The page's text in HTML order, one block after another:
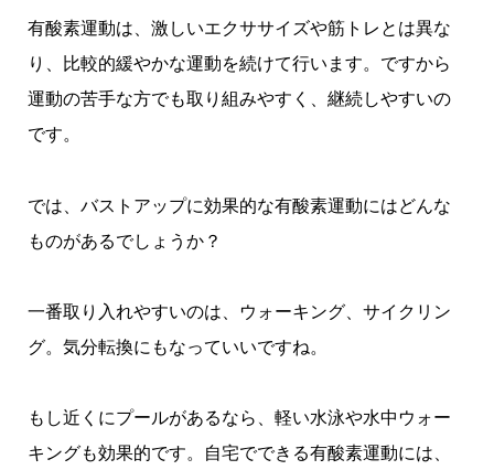
有酸素運動は、激しいエクササイズや筋トレとは異な
り、比較的緩やかな運動を続けて行います。ですから
運動の苦手な方でも取り組みやすく、継続しやすいの
です。
では、バストアップに効果的な有酸素運動にはどんな
ものがあるでしょうか？
一番取り入れやすいのは、ウォーキング、サイクリン
グ。気分転換にもなっていいですね。
もし近くにプールがあるなら、軽い水泳や水中ウォー
キングも効果的です。自宅でできる有酸素運動には、